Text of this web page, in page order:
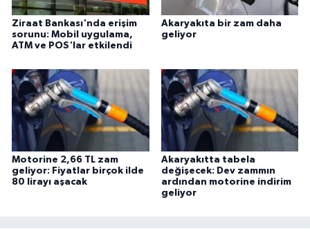
Ziraat Bankası'nda erişim
sorunu: Mobil uygulama,
ATM ve POS'lar etkilendi
Akaryakıta bir zam daha
geliyor
Motorine 2,66 TL zam
geliyor: Fiyatlar birçok ilde
80 lirayı aşacak
Akaryakıtta tabela
değişecek: Dev zammın
ardından motorine indirim
geliyor